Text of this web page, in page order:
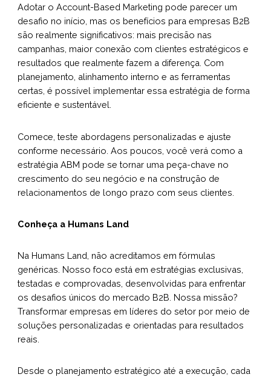
Adotar o Account-Based Marketing pode parecer um
desafio no início, mas os benefícios para empresas B2B
são realmente significativos: mais precisão nas
campanhas, maior conexão com clientes estratégicos e
resultados que realmente fazem a diferença. Com
planejamento, alinhamento interno e as ferramentas
certas, é possível implementar essa estratégia de forma
eficiente e sustentável.
Comece, teste abordagens personalizadas e ajuste
conforme necessário. Aos poucos, você verá como a
estratégia ABM pode se tornar uma peça-chave no
crescimento do seu negócio e na construção de
relacionamentos de longo prazo com seus clientes.
Conheça a Humans Land
Na Humans Land, não acreditamos em fórmulas
genéricas. Nosso foco está em estratégias exclusivas,
testadas e comprovadas, desenvolvidas para enfrentar
os desafios únicos do mercado B2B. Nossa missão?
Transformar empresas em líderes do setor por meio de
soluções personalizadas e orientadas para resultados
reais.
Desde o planejamento estratégico até a execução, cada